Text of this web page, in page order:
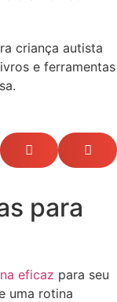
para
eficaz para seu
uma rotina